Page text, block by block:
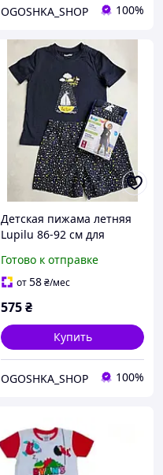
OGOSHKA_SHOP 100%
Детская пижама летняя
Lupilu 86-92 см для
Готово к отправке
от58₴/мес
575₴
Купить
OGOSHKA_SHOP 100%